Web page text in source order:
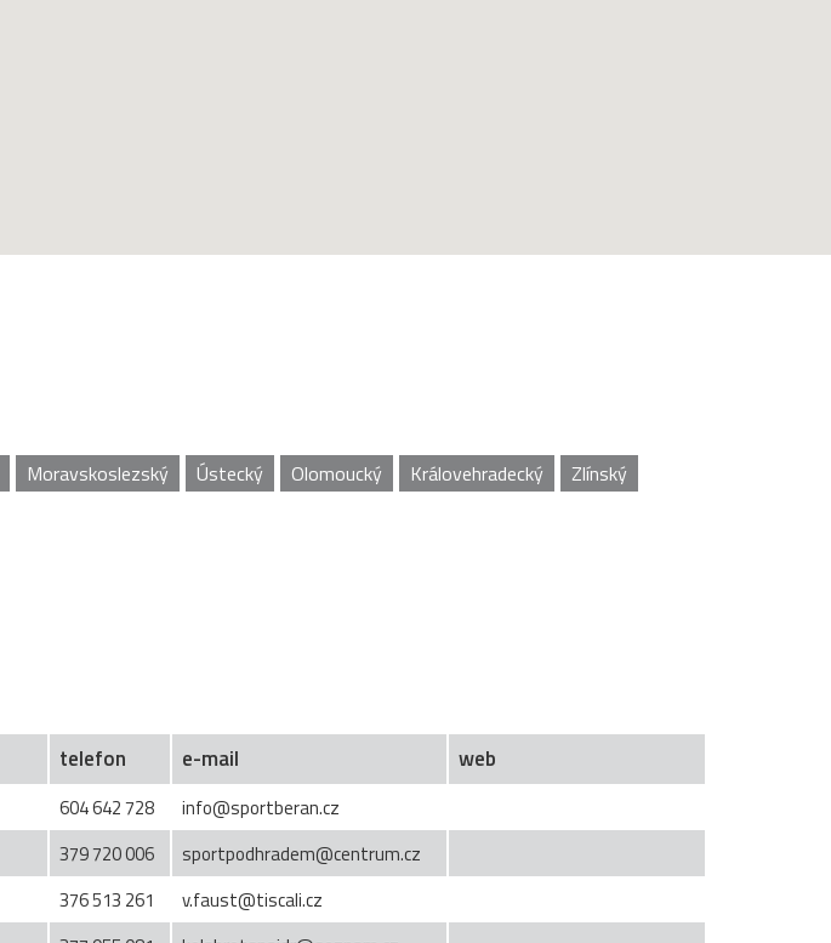
Moravskoslezský Ústecký Olomoucký Královehradecký
Zlínský
telefon e-mail web
604 642 728
info@sportberan.cz
379 720 006
sportpodhradem@centrum.cz
376 513 261
v.faust@tiscali.cz